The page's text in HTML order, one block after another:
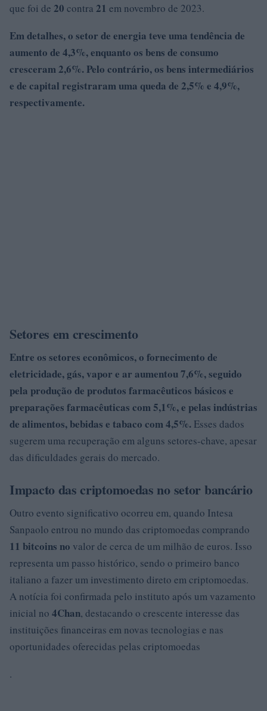
que foi de 20 contra 21 em novembro de 2023.
Em detalhes, o setor de energia teve uma tendência de
aumento de 4,3%, enquanto os bens de consumo
cresceram 2,6%. Pelo contrário, os bens intermediários
e de capital registraram uma queda de 2,5% e 4,9%,
respectivamente.
Setores em crescimento
Entre os setores econômicos, o fornecimento de
eletricidade, gás, vapor e ar aumentou7,6%, seguido
pela produção de produtos farmacêuticos básicos e
preparações farmacêuticas com5,1%, e pelas indústrias
de alimentos, bebidas e tabaco com 4,5%. Esses dados
sugerem uma recuperação em alguns setores-chave, apesar
das dificuldades gerais do mercado.
Impacto das criptomoedas no setor bancário
Outro evento significativo ocorreu em, quando Intesa
Sanpaolo entrou no mundo das criptomoedas comprando
11 bitcoins no valor de cerca de um milhão de euros. Isso
representa um passo histórico, sendo o primeiro banco
italiano a fazer um investimento direto em criptomoedas.
A notícia foi confirmada pelo instituto após um vazamento
inicial no 4Chan, destacando o crescente interesse das
instituições financeiras em novas tecnologias e nas
oportunidades oferecidas pelas criptomoedas
.